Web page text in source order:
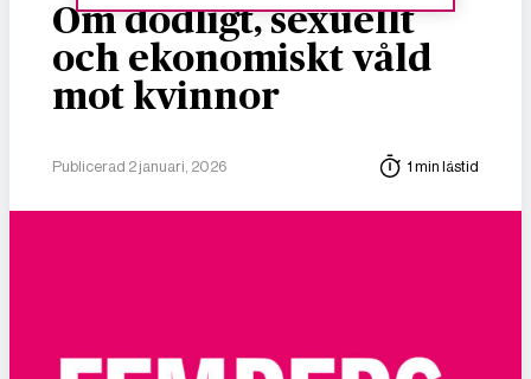
Om dödligt, sexuellt
och ekonomiskt våld
mot kvinnor
Publicerad 2 januari, 2026 1 min lästid